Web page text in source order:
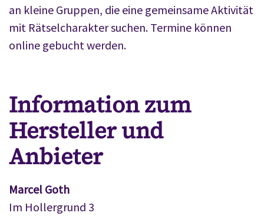
an kleine Gruppen, die eine gemeinsame Aktivität
mit Rätselcharakter suchen. Termine können
online gebucht werden.
Information zum
Hersteller und
Anbieter
Marcel Goth
Im Hollergrund 3